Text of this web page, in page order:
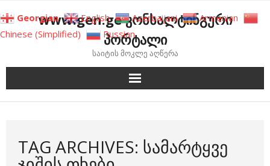
to
content
www.gen.ge კონსალტინგური
პორტალი
საიტის მოკლე აღწერა
TAG ARCHIVES: ᲡᲐᲛᲐᲠᲢᲧᲕᲔ
Georgian English Azerbaijani
Armenian
Chinese (Simplified)
Russian